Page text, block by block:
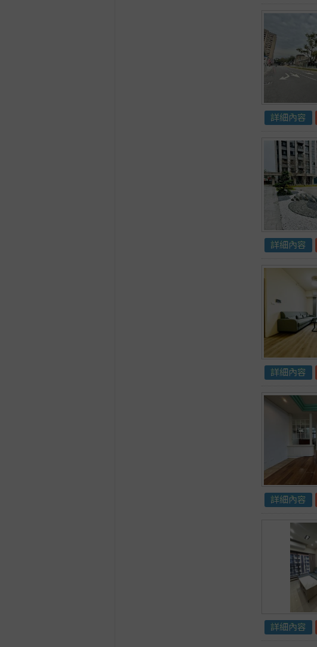
詳細內容
詳細內容
詳細內容
詳細內容
詳細內容